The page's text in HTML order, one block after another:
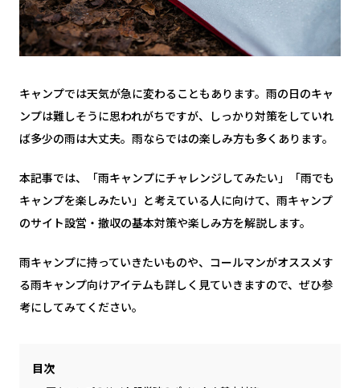
キャンプでは天気が急に変わることもあります。雨の日のキャ
ンプは難しそうに思われがちですが、しっかり対策をしていれ
ば多少の雨は大丈夫。雨ならではの楽しみ方も多くあります。
本記事では、「雨キャンプにチャレンジしてみたい」「雨でも
キャンプを楽しみたい」と考えている人に向けて、雨キャンプ
のサイト設営・撤収の基本対策や楽しみ方を解説します。
雨キャンプに持っていきたいものや、コールマンがオススメす
る雨キャンプ向けアイテムも詳しく見ていきますので、ぜひ参
考にしてみてください。
目次